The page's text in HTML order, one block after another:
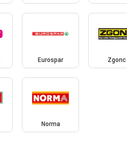
Eurospar Zgonc
Norma